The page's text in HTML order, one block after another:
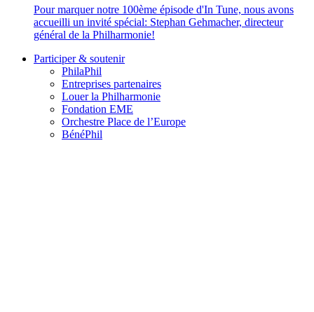
Pour marquer notre 100ème épisode d'In Tune, nous avons
accueilli un invité spécial: Stephan Gehmacher, directeur
général de la Philharmonie!
Participer & soutenir
PhilaPhil
Entreprises partenaires
Louer la Philharmonie
Fondation EME
Orchestre Place de l’Europe
BénéPhil